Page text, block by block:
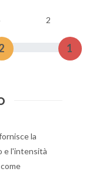
2
1
la
e l'intensità